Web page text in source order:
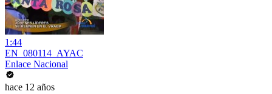
1:44
EN_080114_AYAC
Enlace Nacional
hace 12 años